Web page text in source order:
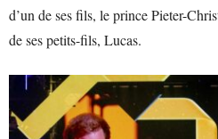
d’un de ses fils, le prince Pieter-
de ses petits-fils, Lucas.